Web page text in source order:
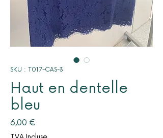
SKU : T017-CAS-3
Haut en dentelle
bleu
6,00 €